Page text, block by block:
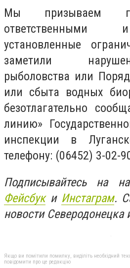
Мы призываем
ответственными
установленные
заметили
рыболовства или
или сбыта водных
безотлагательно
линию»
инспекции в
телефону: (06452) 3-02-
Подписывайтесь на
Фейсбуки Инстаграм.
новости Северодонецка
Якщо ви помітили помилку, виділіть необхідний
повідомити про це редакцію